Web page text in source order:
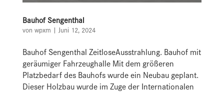
Bauhof Sengenthal
von wpxm Juni 12, 2024
Bauhof Sengenthal ZeitloseAusstrahlung. Bauhof mit
geräumiger Fahrzeughalle Mit dem größeren
Platzbedarf des Bauhofs wurde ein Neubau geplant.
Dieser Holzbau wurde im Zuge der Internationalen